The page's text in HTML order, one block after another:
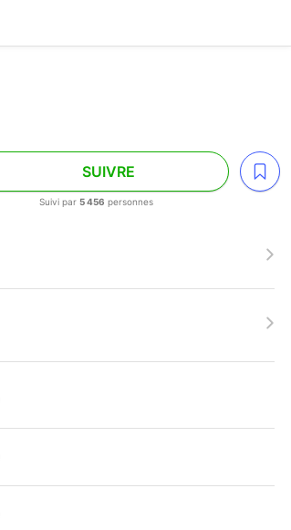
SUIVRE
Suivi par5 456 personnes